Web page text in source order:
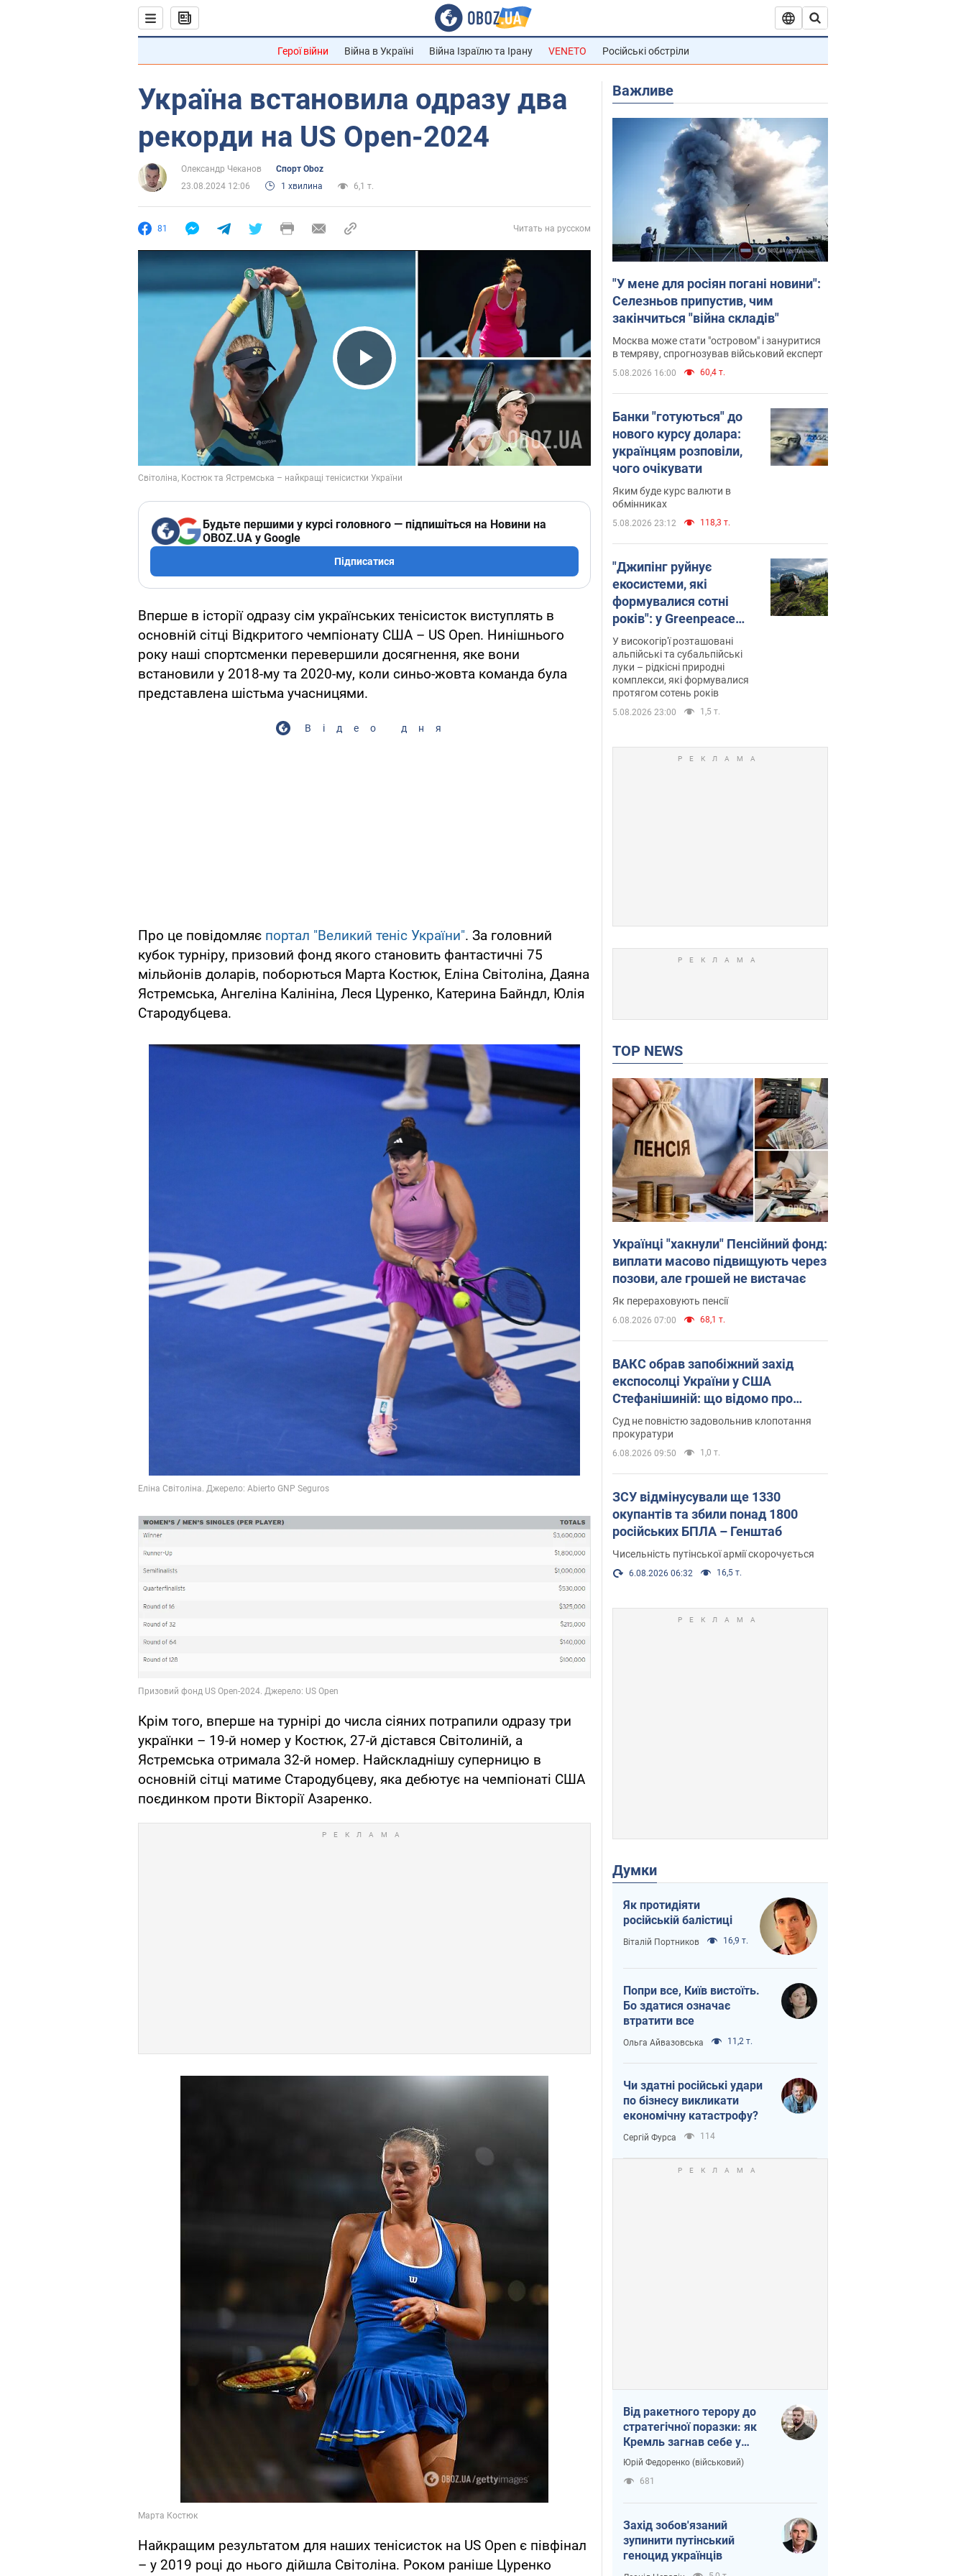
Герої війни Війна в Україні Війна Ізраїлю та Ірану VENETO Російські обстріли
Україна встановила одразу два
рекорди на US Open-2024
Олександр Чеканов
Спорт Oboz
23.08.2024 12:06
1 хвилина 6,1 т.
81 Читать на русском
Play Video
Будьте першими у курсі головного — підпишіться на Новини на
OBOZ.UA у Google
Підписатися
Вперше в історії одразу сім українських тенісисток виступлять в
основній сітці Відкритого чемпіонату США – US Open. Нинішнього
року наші спортсменки перевершили досягнення, яке вони
встановили у 2018-му та 2020-му, коли синьо-жовта команда була
представлена шістьма учасницями.
Відео дня
Про це повідомляє портал "Великий теніс України". За головний
кубок турніру, призовий фонд якого становить фантастичні 75
мільйонів доларів, поборються Марта Костюк, Еліна Світоліна, Даяна
Ястремська, Ангеліна Калініна, Леся Цуренко, Катерина Байндл, Юлія
Стародубцева.
Крім того, вперше на турнірі до числа сіяних потрапили одразу три
українки – 19-й номер у Костюк, 27-й дістався Світолиній, а
Ястремська отримала 32-й номер. Найскладнішу суперницю в
основній сітці матиме Стародубцеву, яка дебютує на чемпіонаті США
поєдинком проти Вікторії Азаренко.
Найкращим результатом для наших тенісисток на US Open є півфінал
– у 2019 році до нього дійшла Світоліна. Роком раніше Цуренко
Важливе
"У мене для росіян погані новини":
Селезньов припустив, чим
закінчиться "війна складів"
Москва може стати "островом" і зануритися
в темряву, спрогнозував військовий експерт
5.08.2026 16:00 60,4 т.
Банки "готуються" до
нового курсу долара:
українцям розповіли,
чого очікувати
Яким буде курс валюти в
обмінниках
5.08.2026 23:12 118,3 т.
"Джипінг руйнує
екосистеми, які
формувалися сотні
років": у Greenpeace
забили на сполох
У високогір'ї розташовані
альпійські та субальпійські
луки – рідкісні природні
комплекси, які формувалися
протягом сотень років
5.08.2026 23:00 1,5 т.
TOP NEWS
Українці "хакнули" Пенсійний фонд:
виплати масово підвищують через
позови, але грошей не вистачає
Як перераховують пенсії
6.08.2026 07:00 68,1 т.
ВАКС обрав запобіжний захід
експосолці України у США
Стефанішиній: що відомо про
справу
Суд не повністю задовольнив клопотання
прокуратури
6.08.2026 09:50 1,0 т.
ЗСУ відмінусували ще 1330
окупантів та збили понад 1800
російських БПЛА – Генштаб
Чисельність путінської армії скорочується
6.08.2026 06:32 16,5 т.
Думки
Як протидіяти
російській балістиці
Віталій Портников 16,9 т.
Попри все, Київ вистоїть.
Бо здатися означає
втратити все
Ольга Айвазовська 11,2 т.
Чи здатні російські удари
по бізнесу викликати
економічну катастрофу?
Сергій Фурса 114
Від ракетного терору до
стратегічної поразки: як
Кремль загнав себе у
пастку
Юрій Федоренко (військовий)
681
Захід зобов'язаний
зупинити путінський
геноцид українців